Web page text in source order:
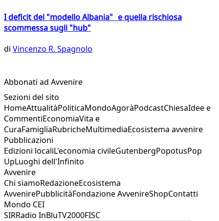
I deficit del "modello Albania" e quella rischiosa
scommessa sugli "hub"
di Vincenzo R. Spagnolo
Abbonati ad Avvenire
Sezioni del sito
HomeAttualitàPoliticaMondoAgoràPodcastChiesaIdee e
CommentiEconomiaVita e
CuraFamigliaRubricheMultimediaEcosistema avvenire
Pubblicazioni
Edizioni localiL'economia civileGutenbergPopotusPop
UpLuoghi dell'Infinito
Avvenire
Chi siamoRedazioneEcosistema
AvvenirePubblicitàFondazione AvvenireShopContatti
Mondo CEI
SIRRadio InBluTV2000FISC